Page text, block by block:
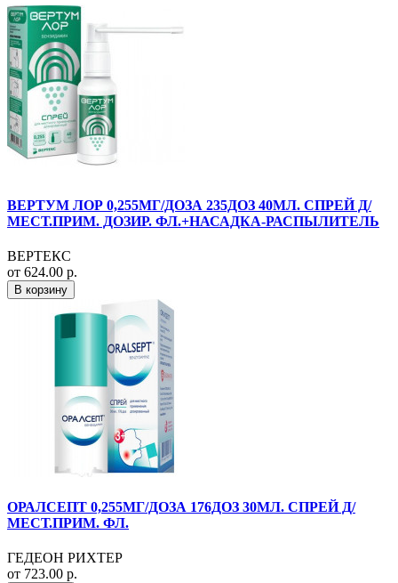
ВЕРТУМ ЛОР 0,255МГ/ДОЗА 235ДОЗ 40МЛ. СПРЕЙ Д/
МЕСТ.ПРИМ. ДОЗИР. ФЛ.+НАСАДКА-РАСПЫЛИТЕЛЬ
ВЕРТЕКС
от 624.00 р.
В корзину
ОРАЛСЕПТ 0,255МГ/ДОЗА 176ДОЗ 30МЛ. СПРЕЙ Д/
МЕСТ.ПРИМ. ФЛ.
ГЕДЕОН РИХТЕР
от 723.00 р.